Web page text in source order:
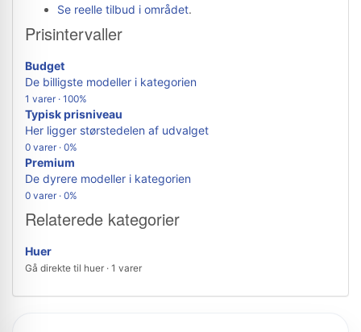
Se reelle tilbud i området.
Prisintervaller
Budget
De billigste modeller i kategorien
1 varer · 100%
Typisk prisniveau
Her ligger størstedelen af udvalget
0 varer · 0%
Premium
De dyrere modeller i kategorien
0 varer · 0%
Relaterede kategorier
Huer
Gå direkte til huer · 1 varer